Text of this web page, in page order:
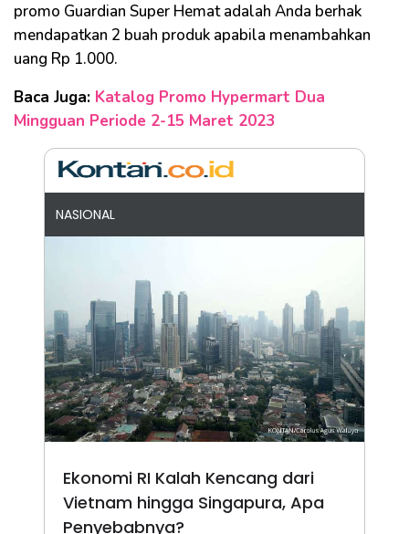
promo Guardian Super Hemat adalah Anda berhak
mendapatkan 2 buah produk apabila menambahkan
uang Rp 1.000.
Baca Juga: Katalog Promo Hypermart Dua
Mingguan Periode 2-15 Maret 2023
NASIONAL
Ekonomi RI Kalah Kencang dari
Vietnam hingga Singapura, Apa
Penyebabnya?